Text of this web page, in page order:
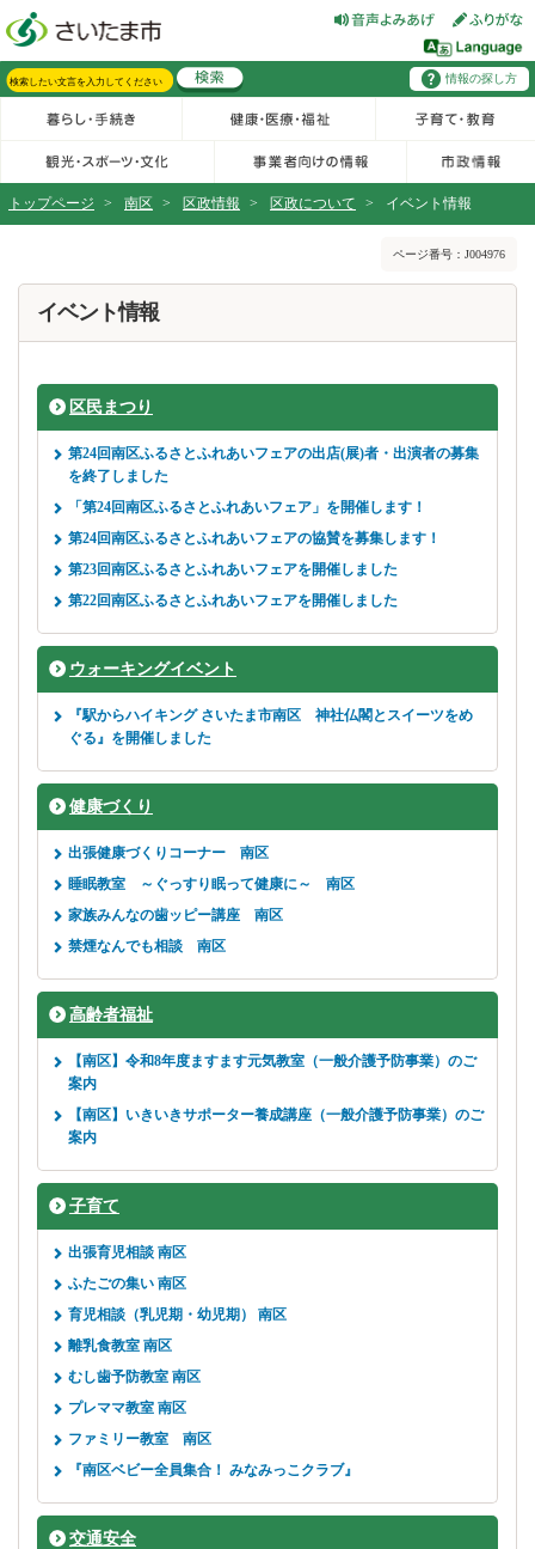
情報の探し方
トップページ > 南区 > 区政情報 > 区政について > イベント情報
ページ番号：J004976
イベント情報
区民まつり
第24回南区ふるさとふれあいフェアの出店(展)者・出演者の募集
を終了しました
「第24回南区ふるさとふれあいフェア」を開催します！
第24回南区ふるさとふれあいフェアの協賛を募集します！
第23回南区ふるさとふれあいフェアを開催しました
第22回南区ふるさとふれあいフェアを開催しました
ウォーキングイベント
『駅からハイキング さいたま市南区 神社仏閣とスイーツをめ
ぐる』を開催しました
健康づくり
出張健康づくりコーナー 南区
睡眠教室 ～ぐっすり眠って健康に～ 南区
家族みんなの歯ッピー講座 南区
禁煙なんでも相談 南区
高齢者福祉
【南区】令和8年度ますます元気教室（一般介護予防事業）のご
案内
【南区】いきいきサポーター養成講座（一般介護予防事業）のご
案内
子育て
出張育児相談 南区
ふたごの集い 南区
育児相談（乳児期・幼児期） 南区
離乳食教室 南区
むし歯予防教室 南区
プレママ教室 南区
ファミリー教室 南区
『南区ベビー全員集合！ みなみっこクラブ』
交通安全